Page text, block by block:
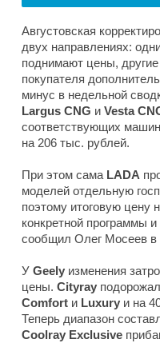
Августовская
двух направлениях:
поднимают цены,
покупателя
минус в недельной
Largus CNG и Vesta
соответствующих
на 206 тыс. рублей.
При этом сама LADA
моделей отдельную
поэтому итоговую цену
конкретной программы
сообщил Олег Мосеев в
У Geely изменения
цены. Cityray
Comfort и Luxury и на
Теперь диапазон
Coolray Exclusive